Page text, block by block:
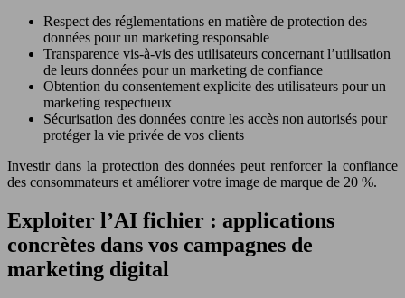
Respect des réglementations en matière de protection des
données pour un marketing responsable
Transparence vis-à-vis des utilisateurs concernant l’utilisation
de leurs données pour un marketing de confiance
Obtention du consentement explicite des utilisateurs pour un
marketing respectueux
Sécurisation des données contre les accès non autorisés pour
protéger la vie privée de vos clients
Investir dans la protection des données peut renforcer la confiance
des consommateurs et améliorer votre image de marque de 20 %.
Exploiter l’AI fichier : applications
concrètes dans vos campagnes de
marketing digital